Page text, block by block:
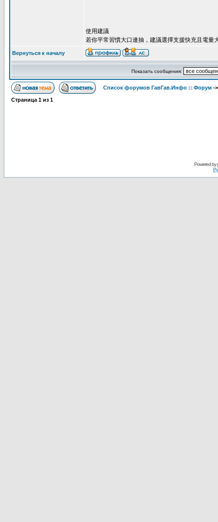
使用建議
若你平常習慣大口連抽，建議選擇支援快充且電量
Вернуться к началу
Показать сообщения:
Список форумов ГавГав.Инфо :: Форум -
Страница 1 из 1
Powered by